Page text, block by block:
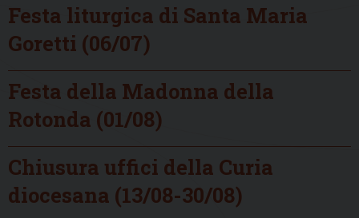
Festa liturgica di Santa Maria
Goretti (06/07)
Festa della Madonna della
Rotonda (01/08)
Chiusura uffici della Curia
diocesana (13/08-30/08)